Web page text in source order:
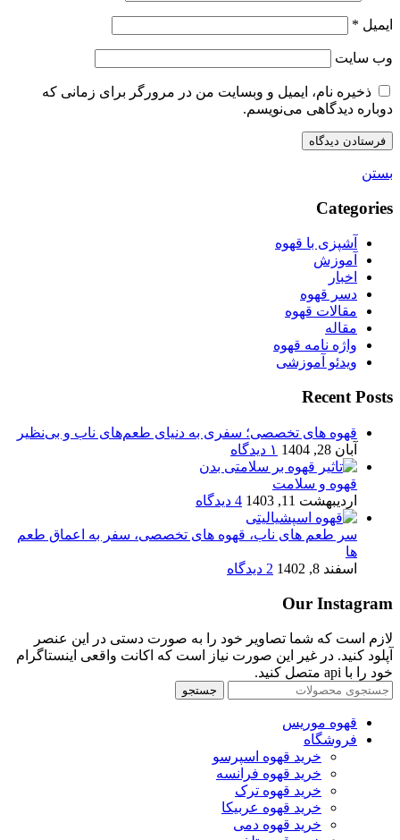
ایمیل *
وب‌ سایت
ذخیره نام، ایمیل و وبسایت من در مرورگر برای زمانی که
دوباره دیدگاهی می‌نویسم.
بستن
Categories
آشپزی با قهوه
آموزش
اخبار
دسر قهوه
مقالات قهوه
مقاله
واژه نامه قهوه
ویدئو آموزشی
Recent Posts
قهوه های تخصصی؛ سفری به دنیای طعم‌های ناب و بی‌نظیر
آبان 28, 1404
۱ دیدگاه
قهوه و سلامت
اردیبهشت 11, 1403
4 دیدگاه
سر طعم های ناب، قهوه های تخصصی، سفر به اعماق طعم
ها
اسفند 8, 1402
2 دیدگاه
Our Instagram
لازم است که شما تصاویر خود را به صورت دستی در این عنصر
آپلود کنید. در غیر این صورت نیاز است که اکانت واقعی اینستاگرام
خود را با api متصل کنید.
جستجو
قهوه موریس
فروشگاه
خرید قهوه اسپرسو
خرید قهوه فرانسه
خرید قهوه ترک
خرید قهوه عربیکا
خرید قهوه دمی